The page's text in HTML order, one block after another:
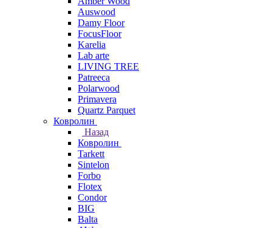
Auswood
Damy Floor
FocusFloor
Karelia
Lab arte
LIVING TREE
Patreeca
Polarwood
Primavera
Quartz Parquet
Ковролин
Назад
Ковролин
Tarkett
Sintelon
Forbo
Flotex
Condor
BIG
Balta